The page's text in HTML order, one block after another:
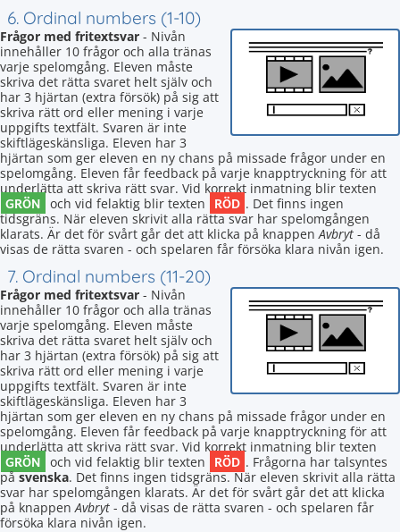
6. Ordinal numbers (1-10)
Frågor med fritextsvar - Nivån
innehåller 10 frågor och alla tränas
varje spelomgång. Eleven måste
skriva det rätta svaret helt själv och
har 3 hjärtan (extra försök) på sig att
skriva rätt ord eller mening i varje
uppgifts textfält. Svaren är inte
skiftlägeskänsliga. Eleven har 3
hjärtan som ger eleven en ny chans på missade frågor under en
spelomgång. Eleven får feedback på varje knapptryckning för att
underlätta att skriva rätt svar. Vid korrekt inmatning blir texten
GRÖN och vid felaktig blir texten RÖD . Det finns ingen
tidsgräns. När eleven skrivit alla rätta svar har spelomgången
klarats. Är det för svårt går det att klicka på knappenAvbryt - då
visas de rätta svaren - och spelaren får försöka klara nivån igen.
7. Ordinal numbers (11-20)
Frågor med fritextsvar - Nivån
innehåller 10 frågor och alla tränas
varje spelomgång. Eleven måste
skriva det rätta svaret helt själv och
har 3 hjärtan (extra försök) på sig att
skriva rätt ord eller mening i varje
uppgifts textfält. Svaren är inte
skiftlägeskänsliga. Eleven har 3
hjärtan som ger eleven en ny chans på missade frågor under en
spelomgång. Eleven får feedback på varje knapptryckning för att
underlätta att skriva rätt svar. Vid korrekt inmatning blir texten
GRÖN och vid felaktig blir texten RÖD . Frågorna har talsyntes
påsvenska. Det finns ingen tidsgräns. När eleven skrivit alla rätta
svar har spelomgången klarats. Är det för svårt går det att klicka
på knappenAvbryt - då visas de rätta svaren - och spelaren får
försöka klara nivån igen.